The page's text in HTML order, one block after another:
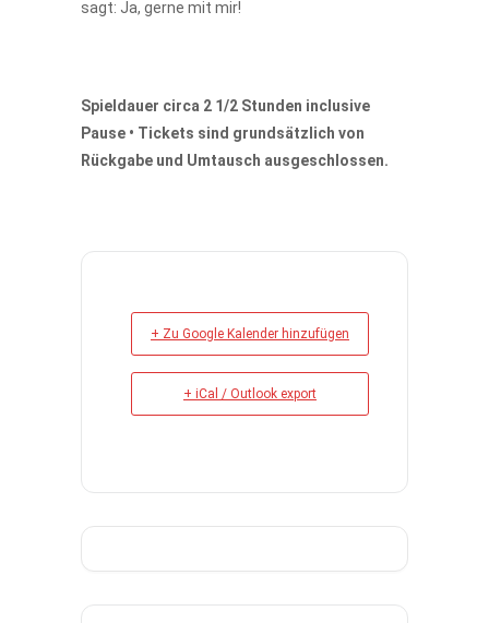
sagt: Ja, gerne mit mir!
Spieldauer circa 2 1/2 Stunden inclusive
Pause • Tickets sind grundsätzlich von
Rückgabe und Umtausch ausgeschlossen.
+ Zu Google Kalender hinzufügen
+ iCal / Outlook export